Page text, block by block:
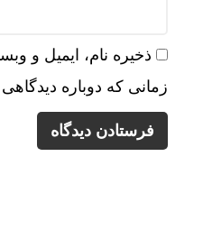
ذخیره نام، ایمیل و
زمانی که دوباره